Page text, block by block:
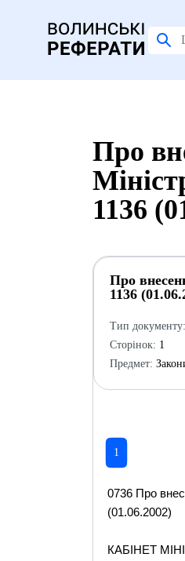
Про
1136
Про
1136
Тип документу:
Сторінок: 1
Предмет:
1
0736 Про
(01.06.2002)
КАБІНЕТ